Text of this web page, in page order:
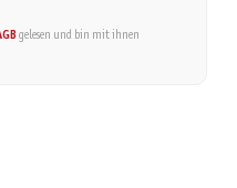
gelesen und bin mit ihnen